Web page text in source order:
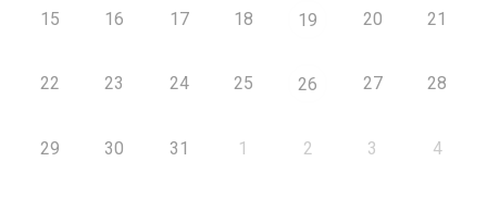
15 16 17 18 19 20 21
22 23 24 25 26 27 28
29 30 31 1 2 3 4